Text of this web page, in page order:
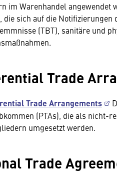
im Warenhandel angewendet
die sich auf die
(TBT), sanitäre und
Trade
Trade Arrangements
(PTAs), die als nicht-
umgesetzt werden.
Trade